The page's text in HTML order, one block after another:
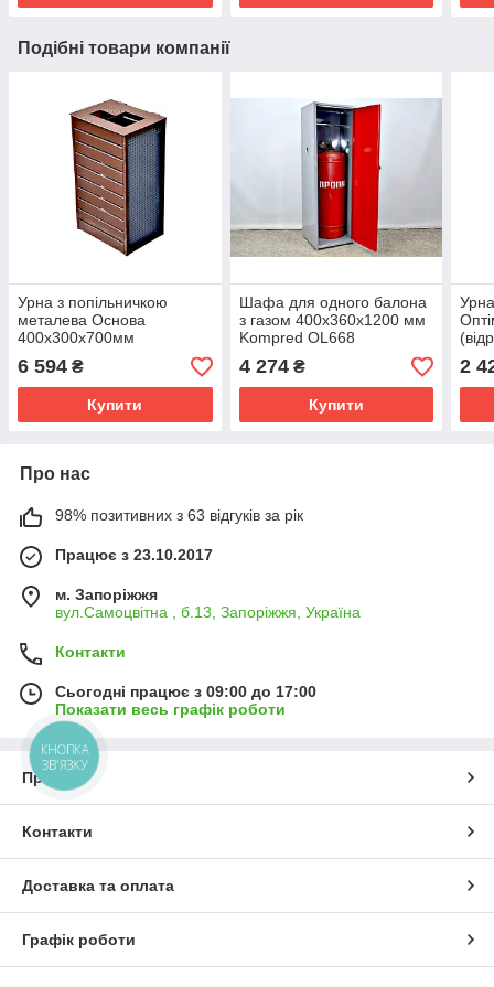
Подібні товари компанії
Урна з попільничкою
металева Основа
400х300х700мм
Коричневий Kompred
OL202
6 594 ₴
Купити
Шафа для одного балона
з газом 400х360х1200 мм
Kompred OL668
4 274₴
Купити
2
Про нас
98% позитивних з 63 відгуків за рік
Працює з 23.10.2017
м. Запоріжжя
вул.Самоцвітна , б.13, Запоріжжя, Україна
Контакти
Сьогодні працює з 09:00 до 17:00
Показати весь графік роботи
Про нас
Контакти
Доставка та оплата
Графік роботи
КНОПКА
ЗВ'ЯЗКУ